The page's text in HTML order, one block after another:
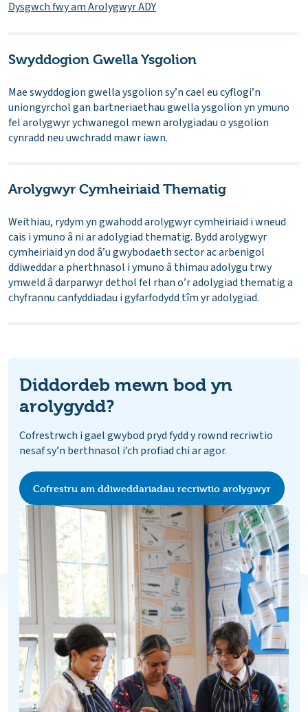
Dysgwch fwy am Arolygwyr ADY
Swyddogion Gwella Ysgolion
Mae swyddogion gwella ysgolion sy’n cael eu cyflogi’n
uniongyrchol gan bartneriaethau gwella ysgolion yn ymuno
fel arolygwyr ychwanegol mewn arolygiadau o ysgolion
cynradd neu uwchradd mawr iawn.
Arolygwyr Cymheiriaid Thematig
Weithiau, rydym yn gwahodd arolygwyr cymheiriaid i wneud
cais i ymuno â ni ar adolygiad thematig. Bydd arolygwyr
cymheiriaid yn dod â’u gwybodaeth sector ac arbenigol
ddiweddar a pherthnasol i ymuno â thimau adolygu trwy
ymweld â darparwyr dethol fel rhan o’r adolygiad thematig a
chyfrannu canfyddiadau i gyfarfodydd tîm yr adolygiad.
Diddordeb mewn bod yn
arolygydd?
Cofrestrwch i gael gwybod pryd fydd y rownd recriwtio
nesaf sy’n berthnasol i’ch profiad chi ar agor.
Cofrestru am ddiweddariadau recriwtio arolygwyr